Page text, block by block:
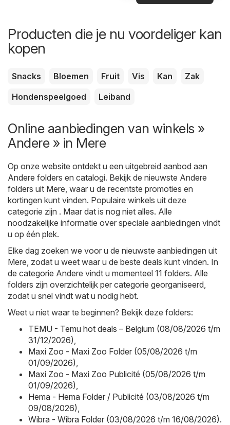
Producten die je nu voordeliger kan
kopen
Snacks Bloemen Fruit Vis Kan
Zak
Hondenspeelgoed
Leiband
Online aanbiedingen van winkels »
Andere » in Mere
Op onze website ontdekt u een uitgebreid aanbod aan
Andere folders en catalogi. Bekijk de nieuwste Andere
folders uit Mere, waar u de recentste promoties en
kortingen kunt vinden. Populaire winkels uit deze
categorie zijn . Maar dat is nog niet alles. Alle
noodzakelijke informatie over speciale aanbiedingen vindt
u op één plek.
Elke dag zoeken we voor u de nieuwste aanbiedingen uit
Mere, zodat u weet waar u de beste deals kunt vinden. In
de categorie Andere vindt u momenteel 11 folders. Alle
folders zijn overzichtelijk per categorie georganiseerd,
zodat u snel vindt wat u nodig hebt.
Weet u niet waar te beginnen? Bekijk deze folders:
TEMU - Temu hot deals – Belgium (08/08/2026 t/m
31/12/2026)
Maxi Zoo - Maxi Zoo Folder (05/08/2026 t/m
01/09/2026)
Maxi Zoo - Maxi Zoo Publicité (05/08/2026 t/m
01/09/2026)
Hema - Hema Folder / Publicité (03/08/2026 t/m
09/08/2026)
Wibra - Wibra Folder (03/08/2026 t/m 16/08/2026).